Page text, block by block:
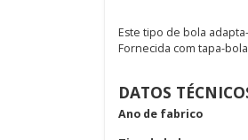
Este tipo de bola
Fornecida com tapa-
DATOS
Ano de fabrico